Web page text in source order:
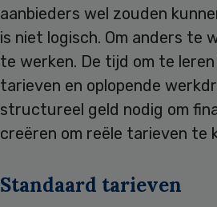
aanbieders wel zouden
is niet logisch. Om anders te
te werken. De tijd om te
tarieven en oplopende
structureel geld nodig om
creëren om reële tarieven te
Standaard tarieven